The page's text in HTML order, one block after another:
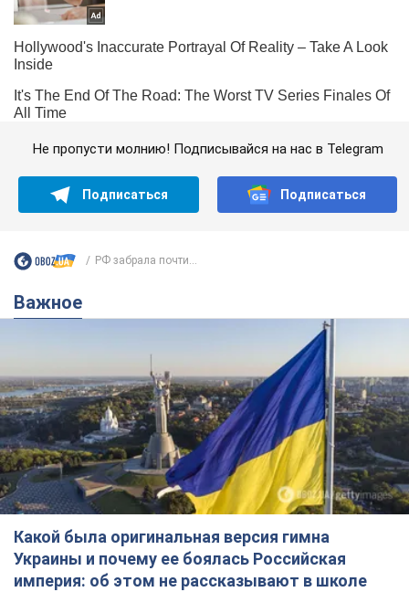
Не пропусти молнию! Подписывайся на нас в Telegram
Подписаться Подписаться
РФ забрала почти...
Важное
Какой была оригинальная версия гимна
Украины и почему ее боялась Российская
империя: об этом не рассказывают в школе